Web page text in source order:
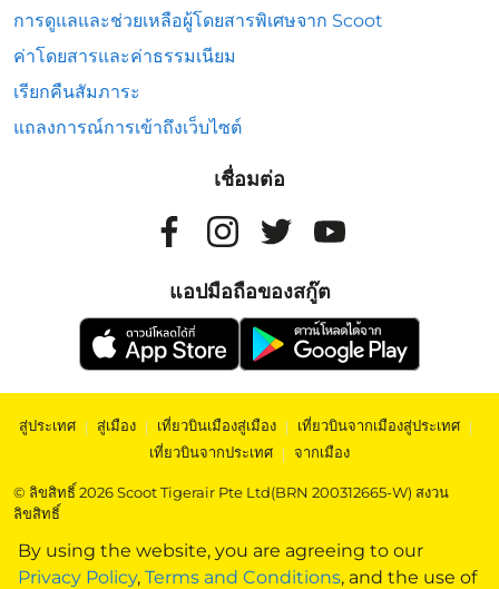
By using the website, you are agreeing to our
Privacy Policy, Terms and Conditions, and the use of
การดูแลและช่วยเหลือผู้โดยสารพิเศษจาก Scoot
ค่าโดยสารและค่าธรรมเนียม
เรียกคืนสัมภาระ
แถลงการณ์การเข้าถึงเว็บไซต์
เชื่อมต่อ
แอปมือถือของสกู๊ต
สู่ประเทศ | สู่เมือง | เที่ยวบินเมืองสู่เมือง | เที่ยวบินจากเมืองสู่ประเทศ |
เที่ยวบินจากประเทศ | จากเมือง
© ลิขสิทธิ์ 2026 Scoot Tigerair Pte Ltd(BRN 200312665-W) สงวน
ลิขสิทธิ์